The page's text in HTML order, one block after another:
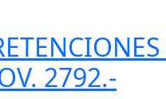
2792.-